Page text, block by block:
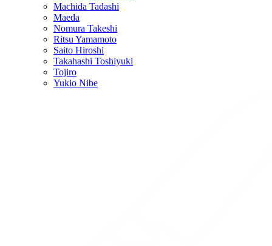
Machida Tadashi
Maeda
Nomura Takeshi
Ritsu Yamamoto
Saito Hiroshi
Takahashi Toshiyuki
Tojiro
Yukio Nibe